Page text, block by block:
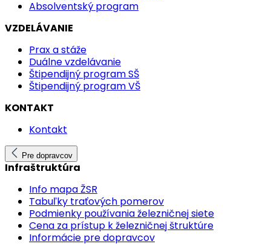
Absolventský program
VZDELÁVANIE
Prax a stáže
Duálne vzdelávanie
Štipendijný program SŠ
Štipendijný program VŠ
KONTAKT
Kontakt
Pre dopravcov
Infraštruktúra
Info mapa ŽSR
Tabuľky traťových pomerov
Podmienky používania železničnej siete
Cena za prístup k železničnej štruktúre
Informácie pre dopravcov